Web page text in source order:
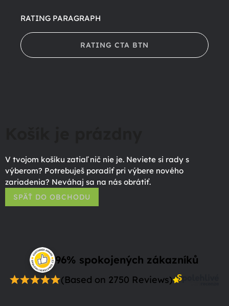
RATING PARAGRAPH
RATING CTA BTN
V tvojom košíku zatiaľ nič nie je. Neviete si rady s
výberom? Potrebuješ poradiť pri výbere nového
zariadenia? Neváhaj sa na nás obrátiť.
SPÄŤ DO OBCHODU
96% spokojených zákazníků
(Based on 2750 Reviews)